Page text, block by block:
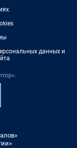
.
данных и